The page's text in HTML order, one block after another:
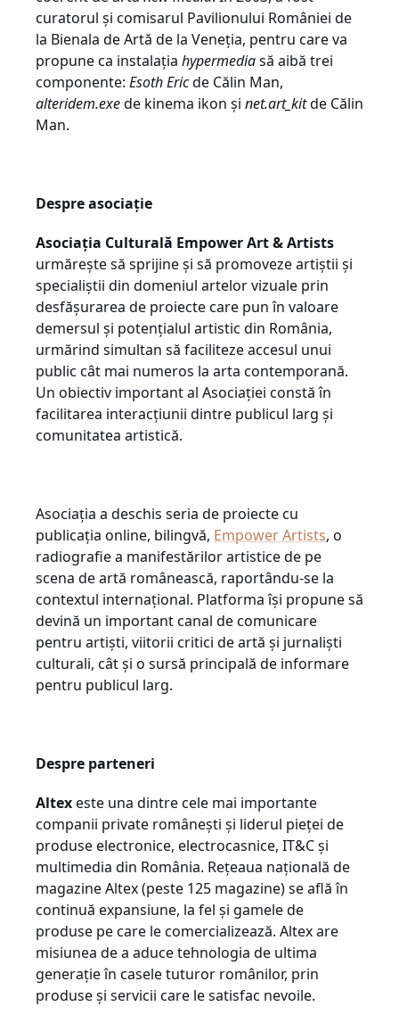
curatorul și comisarul Pavilionului României de
la Bienala de Artă de la Veneția, pentru care va
propune ca instalația hypermediasă aibă trei
componente: Esoth Ericde Călin Man,
alteridem.exede kinema ikon și net.art_kitde Călin
Man.
Despre asociație
Asociația Culturală Empower Art & Artists
urmărește să sprijine și să promoveze artiștii și
specialiștii din domeniul artelor vizuale prin
desfășurarea de proiecte care pun în valoare
demersul și potențialul artistic din România,
urmărind simultan să faciliteze accesul unui
public cât mai numeros la arta contemporană.
Un obiectiv important al Asociației constă în
facilitarea interacțiunii dintre publicul larg și
comunitatea artistică.
Asociația a deschis seria de proiecte cu
publicația online, bilingvă, Empower Artists, o
radiografie a manifestărilor artistice de pe
scena de artă românească, raportându-se la
contextul internațional. Platforma își propune să
devină un important canal de comunicare
pentru artiști, viitorii critici de artă și jurnaliști
culturali, cât și o sursă principală de informare
pentru publicul larg.
Despre parteneri
Altexeste una dintre cele mai importante
companii private românești și liderul pieței de
produse electronice, electrocasnice, IT&C și
multimedia din România. Rețeaua națională de
magazine Altex (peste 125 magazine) se află în
continuă expansiune, la fel și gamele de
produse pe care le comercializează. Altex are
misiunea de a aduce tehnologia de ultima
generație în casele tuturor românilor, prin
produse și servicii care le satisfac nevoile.